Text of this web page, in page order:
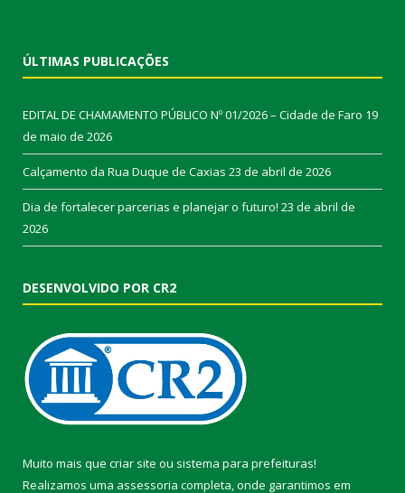
ÚLTIMAS PUBLICAÇÕES
EDITAL DE CHAMAMENTO PÚBLICO Nº 01/2026 – Cidade de Faro 19
de maio de 2026
Calçamento da Rua Duque de Caxias 23 de abril de 2026
Dia de fortalecer parcerias e planejar o futuro! 23 de abril de
2026
DESENVOLVIDO POR CR2
Muito mais que criar site ou sistema para prefeituras!
Realizamos uma assessoria completa, onde garantimos em